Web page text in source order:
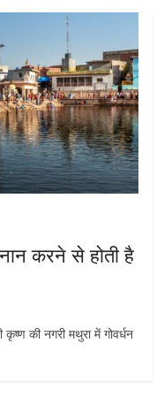
करने से होती है
की नगरी मथुरा में गोवर्धन